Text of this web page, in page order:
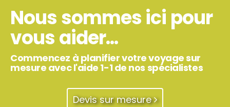
Nous sommes ici pour
vous aider...
Commencez à planifier votre voyage sur
mesure avec l'aide 1-1 de nos spécialistes
Devis sur mesure